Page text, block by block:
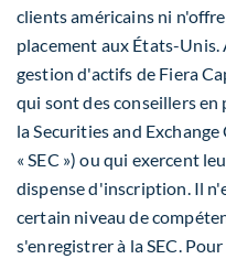
clients américains ni
placement aux États-Unis.
gestion d'actifs de Fiera
qui sont des conseillers
la Securities and
« SEC ») ou qui exercent
dispense d'inscription. Il
certain niveau de
s'enregistrer à la SEC.